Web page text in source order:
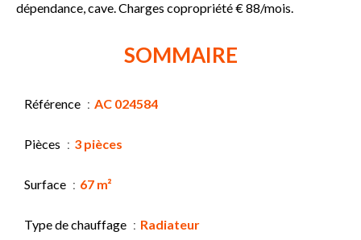
dépendance, cave. Charges copropriété € 88/mois.
SOMMAIRE
Référence AC 024584
Pièces 3 pièces
Surface 67 m²
Type de chauffage Radiateur